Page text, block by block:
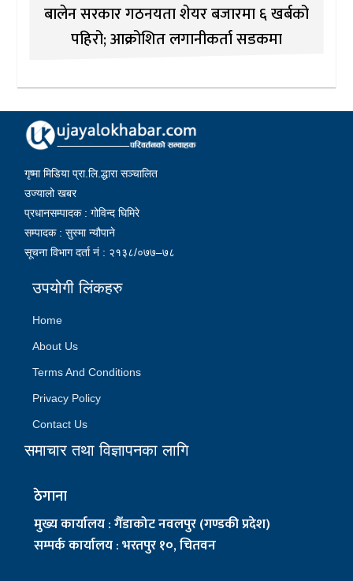
बालेन सरकार गठनयता शेयर बजारमा ६ खर्बको
पहिरो; आक्रोशित लगानीकर्ता सडकमा
गृष्मा मिडिया प्रा.लि.द्धारा सञ्चालित
उज्यालो खबर
प्रधानसम्पादक : गोविन्द घिमिरे
सम्पादक : सुस्मा न्यौपाने
सूचना विभाग दर्ता नं : २१३८/०७७–७८
उपयोगी लिंकहरु
Home
About Us
Terms And Conditions
Privacy Policy
Contact Us
समाचार तथा विज्ञापनका लागि
ठेगाना
मुख्य कार्यालय : गैँडाकोट नवलपुर (गण्डकी प्रदेश)
सम्पर्क कार्यालय : भरतपुर १०, चितवन